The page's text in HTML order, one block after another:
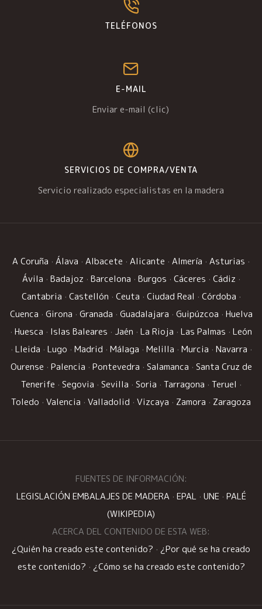
TELÉFONOS
E-MAIL
Enviar e-mail (clic)
SERVICIOS DE COMPRA/VENTA
Servicio realizado especialistas en la madera
A Coruña · Álava · Albacete · Alicante · Almería · Asturias ·
Ávila · Badajoz · Barcelona · Burgos · Cáceres · Cádiz ·
Cantabria · Castellón · Ceuta · Ciudad Real · Córdoba ·
Cuenca · Girona · Granada · Guadalajara · Guipúzcoa · Huelva
· Huesca · Islas Baleares · Jaén · La Rioja · Las Palmas · León
· Lleida · Lugo · Madrid · Málaga · Melilla · Murcia · Navarra ·
Ourense · Palencia · Pontevedra · Salamanca · Santa Cruz de
Tenerife · Segovia · Sevilla · Soria · Tarragona · Teruel ·
Toledo · Valencia · Valladolid · Vizcaya · Zamora · Zaragoza
FUENTES DE INFORMACIÓN:
LEGISLACIÓN EMBALAJES DE MADERA · EPAL· UNE · PALÉ
(WIKIPEDIA)
ACERCA DEL CONTENIDO DE ESTA WEB:
¿Quién ha creado este contenido? · ¿Por qué se ha creado
este contenido? · ¿Cómo se ha creado este contenido?